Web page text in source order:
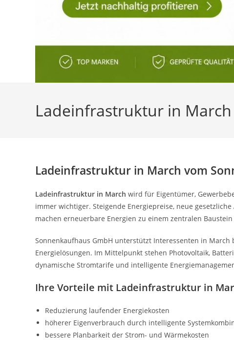
Ladeinfrastruktur in
Ladeinfrastruktur in March vom
Ladeinfrastruktur in March wird für Eigentümer,
immer wichtiger. Steigende Energiepreise, neue
machen erneuerbare Energien zu einem zentralen
Sonnenkaufhaus GmbH unterstützt Interessenten in
Energielösungen. Im Mittelpunkt stehen Photovoltaik,
dynamische Stromtarife und intelligente
Ihre Vorteile mit Ladeinfrastruktur in
Reduzierung laufender Energiekosten
höherer Eigenverbrauch durch intelligente
bessere Planbarkeit der Strom- und Wärmekosten